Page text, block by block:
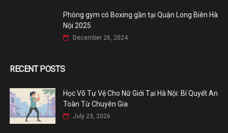
Phòng gym có Boxing gần tại Quận Long Biên Hà
Nội 2025
December 26, 2024
RECENT POSTS
Học Võ Tự Vệ Cho Nữ Giới Tại Hà Nội: Bí Quyết An
Toàn Từ Chuyên Gia
July 23, 2026